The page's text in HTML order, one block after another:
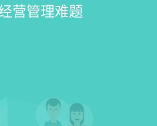
指数级增长
离，体验更满意
营管理难题